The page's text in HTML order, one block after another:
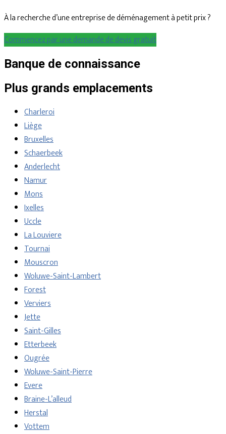
À la recherche d’une entreprise de déménagement à petit prix ?
Commencez par une demande de devis gratuit
Banque de connaissance
Plus grands emplacements
Charleroi
Liège
Bruxelles
Schaerbeek
Anderlecht
Namur
Mons
Ixelles
Uccle
La Louviere
Tournai
Mouscron
Woluwe-Saint-Lambert
Forest
Verviers
Jette
Saint-Gilles
Etterbeek
Ougrée
Woluwe-Saint-Pierre
Evere
Braine-L’alleud
Herstal
Vottem